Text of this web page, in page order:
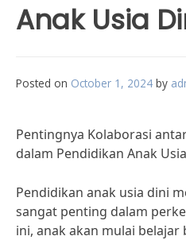
Anak Usia
Posted on October 1, 2024 by
Pentingnya Kolaborasi
dalam Pendidikan Anak
Pendidikan anak usia dini
sangat penting dalam
ini, anak akan mulai belajar